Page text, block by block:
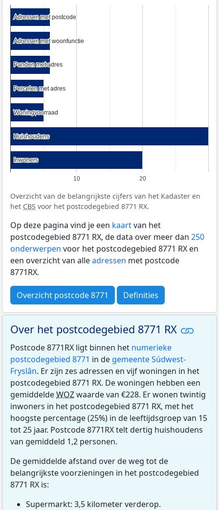
10 20
Adressen met postcode
Adressen met postcode
Adressen met woonfunctie
Adressen met woonfunctie
Panden met adres
Panden met adres
Percelen met adres
Percelen met adres
Woningvoorraad
Woningvoorraad
Huishoudens
Huishoudens
Inwoners
Inwoners
Overzicht van de belangrijkste cijfers van het Kadaster en
het CBS voor het postcodegebied 8771 RX.
Op deze pagina vind je een kaartvan het
postcodegebied 8771 RX, de data over meer dan 250
onderwerpen voor het postcodegebied 8771 RX en
een overzicht van alleadressen met postcode
8771RX.
Overzicht postcode 8771 Definities
Over het postcodegebied 8771 RX
Postcode 8771RX ligt binnen het numerieke
postcodegebied 8771 in de gemeente Súdwest-
Fryslân. Er zijn zes adressen en vijf woningen in het
postcodegebied 8771 RX. De woningen hebben een
gemiddeldeWOZwaarde van €228. Er wonen twintig
inwoners in het postcodegebied 8771 RX, met het
hoogste percentage (25%) in de leeftijdsgroep van 15
tot 25 jaar. Postcode 8771RX telt dertig huishoudens
van gemiddeld 1,2 personen.
De gemiddelde afstand over de weg tot de
belangrijkste voorzieningen in het postcodegebied
8771 RX is:
Supermarkt: 3,5 kilometer verderop.